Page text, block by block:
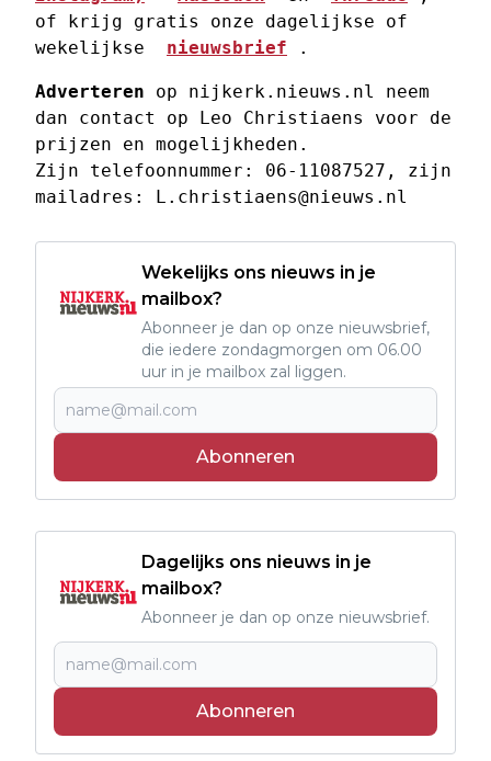
of krijg gratis onze dagelijkse of
wekelijkse nieuwsbrief .
Adverteren op nijkerk.nieuws.nl neem
dan contact op Leo Christiaens voor de
prijzen en mogelijkheden.
Zijn telefoonnummer: 06-11087527, zijn
mailadres:
L.christiaens@nieuws.nl
Wekelijks ons nieuws in je
mailbox?
Abonneer je dan op onze nieuwsbrief,
die iedere zondagmorgen om 06.00
uur in je mailbox zal liggen.
Abonneren
Dagelijks ons nieuws in je
mailbox?
Abonneer je dan op onze nieuwsbrief.
Abonneren